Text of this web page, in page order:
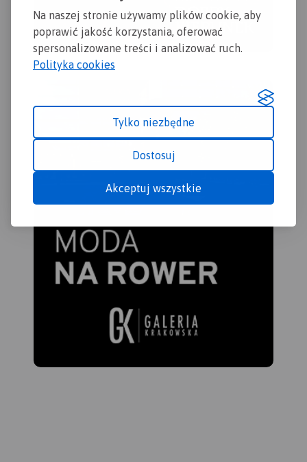
Na naszej stronie używamy plików cookie, aby
poprawić jakość korzystania, oferować
spersonalizowane treści i analizować ruch.
Polityka cookies
Tylko niezbędne
Dostosuj
Akceptuj wszystkie